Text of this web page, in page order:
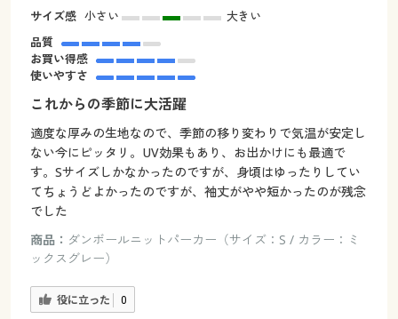
サイズ感 小さい
大きい
品質
お買い得感
使いやすさ
これからの季節に大活躍
適度な厚みの生地なので、季節の移り変わりで気温が安定し
ない今にピッタリ。UV効果もあり、お出かけにも最適で
す。Sサイズしかなかったのですが、身頃はゆったりしてい
てちょうどよかったのですが、袖丈がやや短かったのが残念
でした
商品： ダンボールニットパーカー（サイズ：S / カラー：ミ
ックスグレー）
役に立った 0